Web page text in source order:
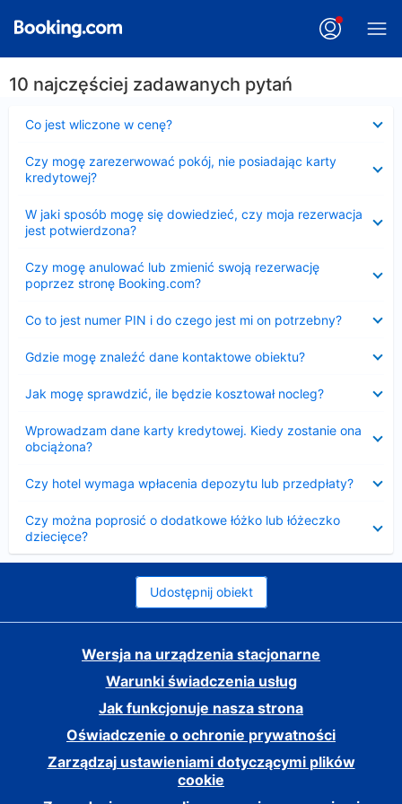
10 najczęściej zadawanych pytań
Co jest wliczone w cenę?
Czy mogę zarezerwować pokój, nie posiadając karty
kredytowej?
W jaki sposób mogę się dowiedzieć, czy moja rezerwacja
jest potwierdzona?
Czy mogę anulować lub zmienić swoją rezerwację
poprzez stronę Booking.com?
Co to jest numer PIN i do czego jest mi on potrzebny?
Gdzie mogę znaleźć dane kontaktowe obiektu?
Jak mogę sprawdzić, ile będzie kosztował nocleg?
Wprowadzam dane karty kredytowej. Kiedy zostanie ona
obciążona?
Czy hotel wymaga wpłacenia depozytu lub przedpłaty?
Czy można poprosić o dodatkowe łóżko lub łóżeczko
dziecięce?
Udostępnij obiekt
Wersja na urządzenia stacjonarne
Warunki świadczenia usług
Jak funkcjonuje nasza strona
Oświadczenie o ochronie prywatności
Zarządzaj ustawieniami dotyczącymi plików
cookie